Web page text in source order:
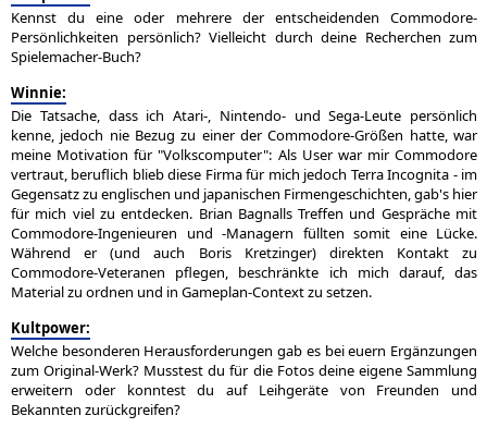
Kennst du eine oder mehrere der entscheidenden Commodore-
Persönlichkeiten persönlich? Vielleicht durch deine Recherchen zum
Spielemacher-Buch?
Winnie:
Die Tatsache, dass ich Atari-, Nintendo- und Sega-Leute persönlich
kenne, jedoch nie Bezug zu einer der Commodore-Größen hatte, war
meine Motivation für "Volkscomputer": Als User war mir Commodore
vertraut, beruflich blieb diese Firma für mich jedoch Terra Incognita - im
Gegensatz zu englischen und japanischen Firmengeschichten, gab's hier
für mich viel zu entdecken. Brian Bagnalls Treffen und Gespräche mit
Commodore-Ingenieuren und -Managern füllten somit eine Lücke.
Während er (und auch Boris Kretzinger) direkten Kontakt zu
Commodore-Veteranen pflegen, beschränkte ich mich darauf, das
Material zu ordnen und in Gameplan-Context zu setzen.
Kultpower:
Welche besonderen Herausforderungen gab es bei euern Ergänzungen
zum Original-Werk? Musstest du für die Fotos deine eigene Sammlung
erweitern oder konntest du auf Leihgeräte von Freunden und
Bekannten zurückgreifen?